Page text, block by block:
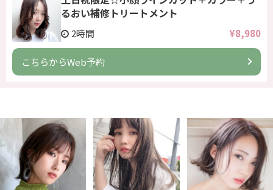
るおい補修トリートメント
2時間 ¥8,980
こちらからWeb予約